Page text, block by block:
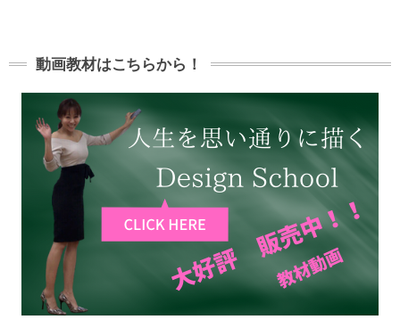
動画教材はこちらから！